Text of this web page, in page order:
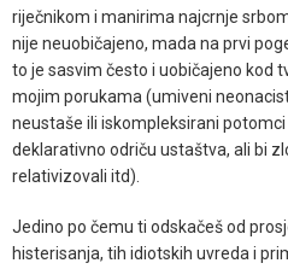
riječnikom i manirima najcrnje
nije neuobičajeno, mada na prvi
to je sasvim često i uobičajeno kod
mojim porukama (umiveni
neustaše ili iskompleksirani
deklarativno odriču ustaštva, ali bi
relativizovali itd).
Jedino po čemu ti odskačeš od
histerisanja, tih idiotskih uvreda i